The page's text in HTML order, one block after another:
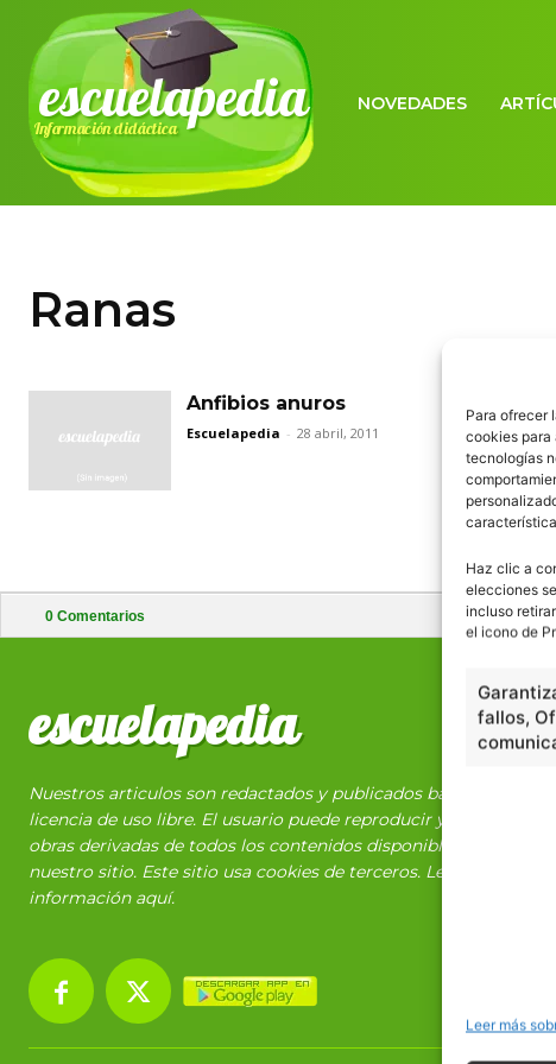
Para ofrecer
cookies para
tecnologías
Haz clic a
elecciones
incluso
el icono de
fallos,
Leer más
escuelapedia
Información didáctica
NOVEDADES
Ranas
Anfibios anuros
Escuelapedia - 28 abril, 2011
0 Comentarios
escuelapedia
Nuestros articulos son redactados y publicados bajo
licencia de uso libre. El usuario puede reproducir y hacer
obras derivadas de todos los contenidos disponibles en
nuestro sitio. Este sitio usa cookies de terceros. Lea más
información aquí.